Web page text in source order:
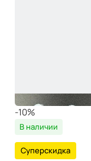
-10%
В наличии
Суперскидка